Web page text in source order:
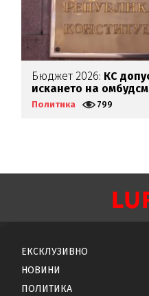
Бюджет 2026: КС
искането на
ПП и ГЕРБ
Политика 799
ЕКСКЛУЗИВНО
НОВИНИ
ПОЛИТИКА